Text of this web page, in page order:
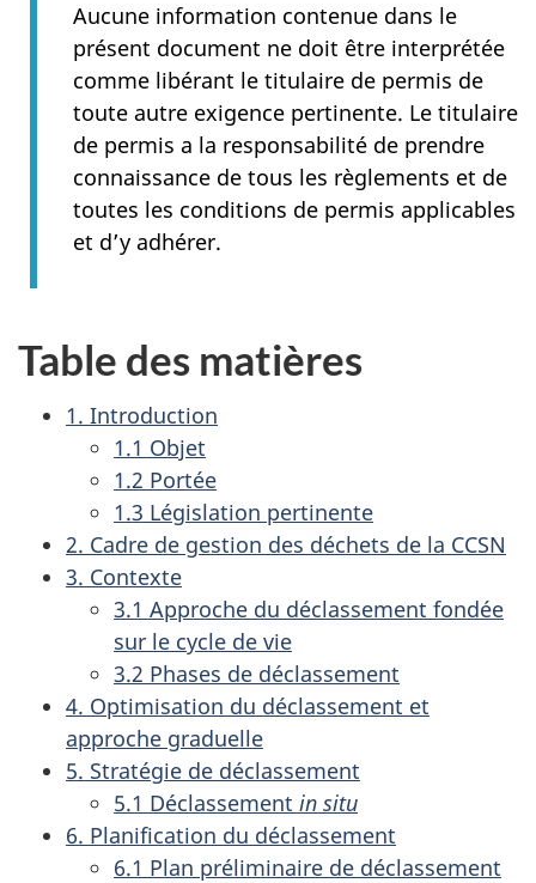
Aucune information contenue dans le
présent document ne doit être interprétée
comme libérant le titulaire de permis de
toute autre exigence pertinente. Le titulaire
de permis a la responsabilité de prendre
connaissance de tous les règlements et de
toutes les conditions de permis applicables
et d’y adhérer.
Table des matières
1. Introduction
1.1 Objet
1.2 Portée
1.3 Législation pertinente
2. Cadre de gestion des déchets de la CCSN
3. Contexte
3.1 Approche du déclassement fondée
sur le cycle de vie
3.2 Phases de déclassement
4. Optimisation du déclassement et
approche graduelle
5. Stratégie de déclassement
5.1 Déclassement in situ
6. Planification du déclassement
6.1 Plan préliminaire de déclassement